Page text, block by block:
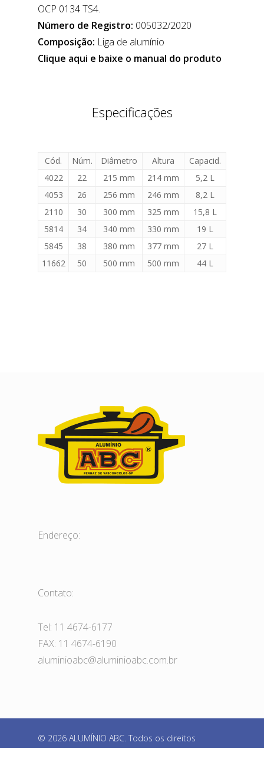
OCP 0134 TS4.
Número de Registro: 005032/2020
Composição: Liga de alumínio
Clique aqui e baixe o manual do produto
Especificações
Cód. Núm. Diâmetro Altura
Capacid.
4022
22 215 mm 214 mm
5,2 L
4053
26 256 mm 246 mm
8,2 L
2110
30 300 mm 325 mm
15,8 L
5814
34 340 mm 330 mm
19 L
5845
38 380 mm 377 mm
27 L
11662
50 500 mm 500 mm 44 L
Endereço:
Contato:
Tel: 11 4674-6177
FAX: 11 4674-6190
aluminioabc@aluminioabc.com.br
© 2026 ALUMÍNIO ABC. Todos os direitos
reservados